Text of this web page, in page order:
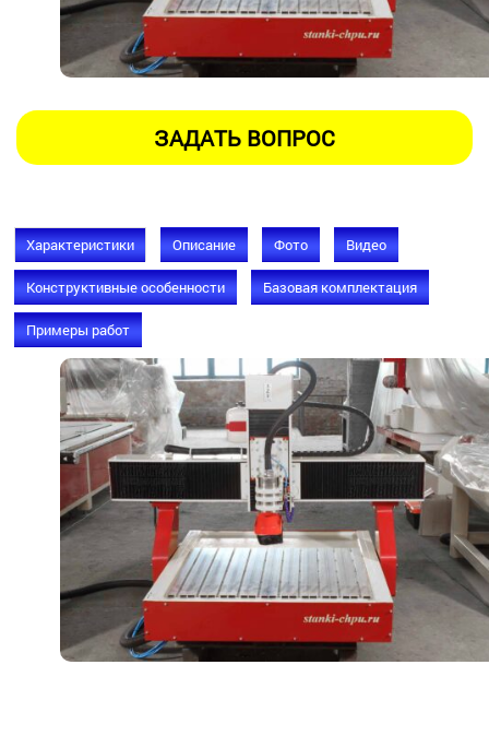
Характеристики Описание Фото Видео
Конструктивные особенности Базовая комплектация
Примеры работ